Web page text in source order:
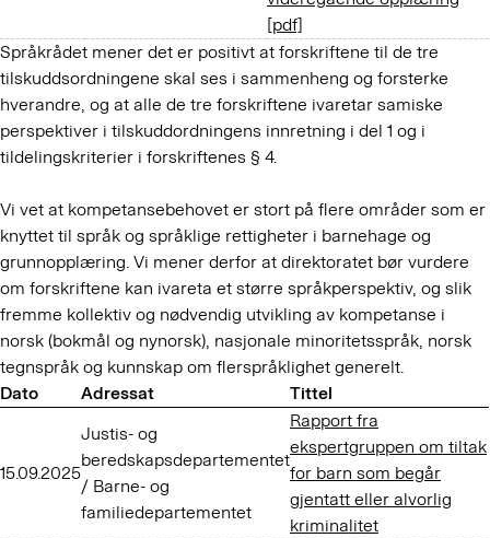
[pdf]
Språkrådet mener det er positivt at forskriftene til de tre
tilskuddsordningene skal ses i sammenheng og forsterke
hverandre, og at alle de tre forskriftene ivaretar samiske
perspektiver i tilskuddordningens innretning i del 1 og i
tildelingskriterier i forskriftenes § 4.
Vi vet at kompetansebehovet er stort på flere områder som er
knyttet til språk og språklige rettigheter i barnehage og
grunnopplæring. Vi mener derfor at direktoratet bør vurdere
om forskriftene kan ivareta et større språkperspektiv, og slik
fremme kollektiv og nødvendig utvikling av kompetanse i
norsk (bokmål og nynorsk), nasjonale minoritetsspråk, norsk
tegnspråk og kunnskap om flerspråklighet generelt.
Dato
Adressat Tittel
15.09.2025
Justis- og
beredskapsdepartementet
/ Barne- og
familiedepartementet
Rapport fra
ekspertgruppen om tiltak
for barn som begår
gjentatt eller alvorlig
kriminalitet